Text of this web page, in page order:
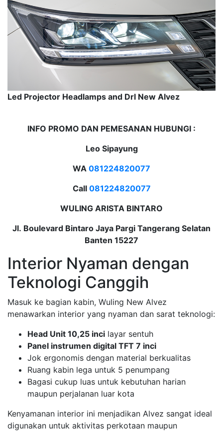
Led Projector Headlamps and Drl New Alvez
INFO PROMO DAN PEMESANAN HUBUNGI :
Leo Sipayung
WA 081224820077
Call 081224820077
WULING ARISTA BINTARO
Jl. Boulevard Bintaro Jaya Pargi Tangerang Selatan
Banten 15227
Interior Nyaman dengan
Teknologi Canggih
Masuk ke bagian kabin, Wuling New Alvez
menawarkan interior yang nyaman dan sarat teknologi:
Head Unit 10,25 inci layar sentuh
Panel instrumen digital TFT 7 inci
Jok ergonomis dengan material berkualitas
Ruang kabin lega untuk 5 penumpang
Bagasi cukup luas untuk kebutuhan harian
maupun perjalanan luar kota
Kenyamanan interior ini menjadikan Alvez sangat ideal
digunakan untuk aktivitas perkotaan maupun